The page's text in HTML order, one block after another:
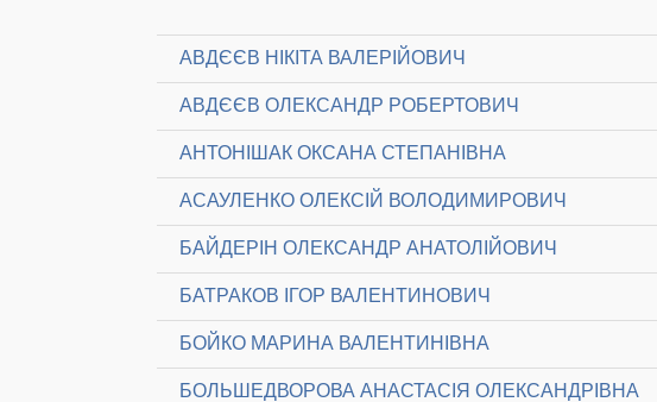
АВДЄЄВ НІКІТА ВАЛЕРІЙОВИЧ
АВДЄЄВ ОЛЕКСАНДР РОБЕРТОВИЧ
АНТОНІШАК ОКСАНА СТЕПАНІВНА
АСАУЛЕНКО ОЛЕКСІЙ ВОЛОДИМИРОВИЧ
БАЙДЕРІН ОЛЕКСАНДР АНАТОЛІЙОВИЧ
БАТРАКОВ ІГОР ВАЛЕНТИНОВИЧ
БОЙКО МАРИНА ВАЛЕНТИНІВНА
БОЛЬШЕДВОРОВА АНАСТАСІЯ ОЛЕКСАНДРІВНА